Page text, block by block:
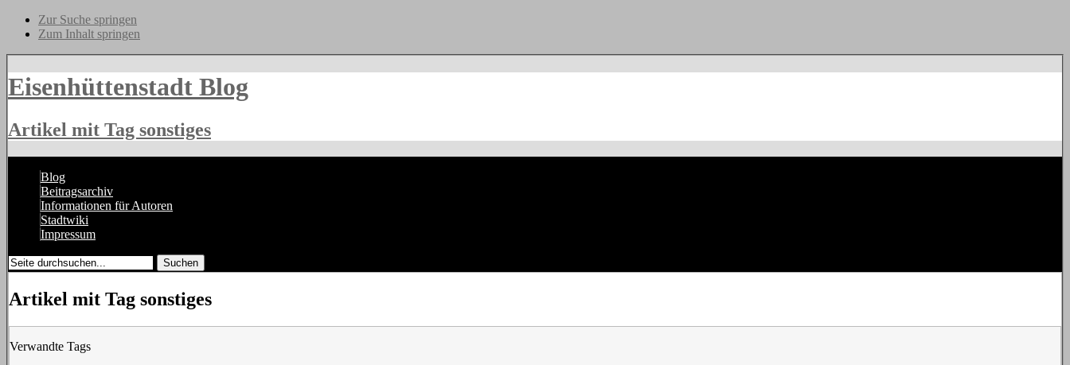
Zur Suche springen
Zum Inhalt springen
Eisenhüttenstadt Blog
Artikel mit Tag sonstiges
Blog
Beitragsarchiv
Informationen für Autoren
Stadtwiki
Impressum
Artikel mit Tag sonstiges
Verwandte Tags